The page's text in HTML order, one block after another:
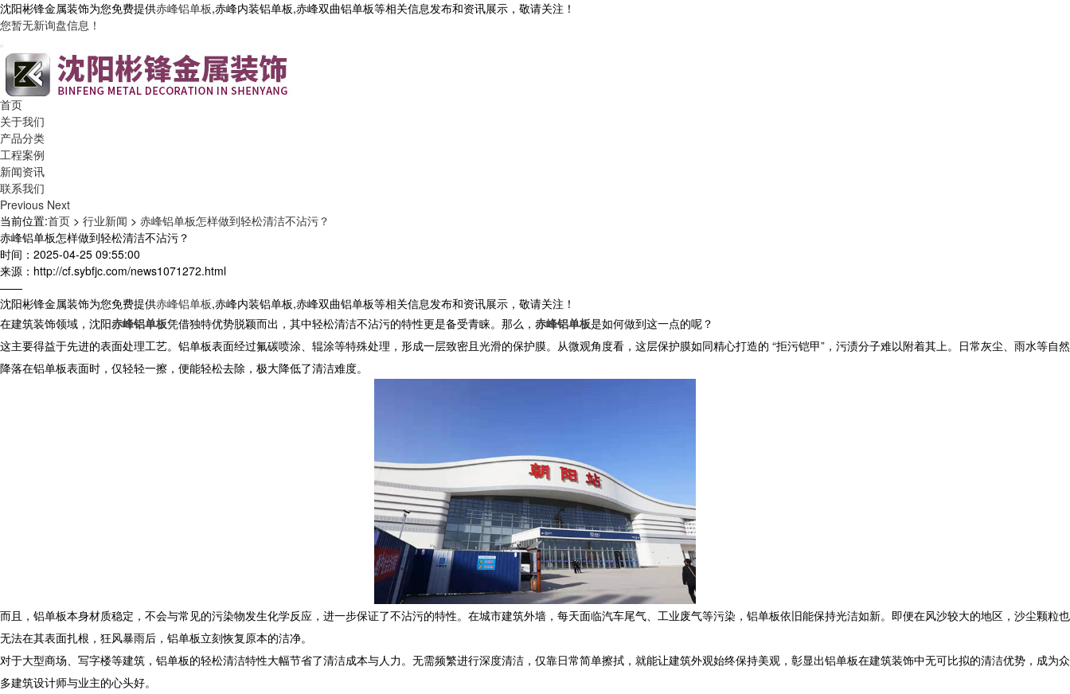
沈阳彬锋金属装饰为您免费提供赤峰铝单板,赤峰内装铝单板,赤峰双曲铝单板等相关信息发布和资讯展示，敬请关注！
您暂无新询盘信息！
首页
关于我们
产品分类
工程案例
新闻资讯
联系我们
Previous Next
当前位置:首页 > 行业新闻 > 赤峰铝单板怎样做到轻松清洁不沾污？
赤峰铝单板怎样做到轻松清洁不沾污？
时间：2025-04-25 09:55:00
来源：http://cf.sybfjc.com/news1071272.html
——
沈阳彬锋金属装饰为您免费提供赤峰铝单板,赤峰内装铝单板,赤峰双曲铝单板等相关信息发布和资讯展示，敬请关注！
在建筑装饰领域， 沈阳赤峰铝单板凭借独特优势脱颖而出，其中轻松清洁不沾污的特性更是备受青睐。那么， 赤峰铝单板是如何做到这一点的呢？​
这主要得益于先进的表面处理工艺。 铝单板表面经过氟碳喷涂、辊涂等特殊处理，形成一层致密且光滑的保护膜。从微观角度看，这层保护膜如同精心打造的 “拒污铠甲”，污渍分子难以附着其上。日常灰尘、雨水等自然
降落在铝单板表面时，仅轻轻一擦，便能轻松去除，极大降低了清洁难度。
而且， 铝单板本身材质稳定，不会与常见的污染物发生化学反应，进一步保证了不沾污的特性。在城市建筑外墙，每天面临汽车尾气、工业废气等污染， 铝单板依旧能保持光洁如新。即便在风沙较大的地区，沙尘颗粒也
无法在其表面扎根，狂风暴雨后， 铝单板立刻恢复原本的洁净。​
对于大型商场、写字楼等建筑， 铝单板的轻松清洁特性大幅节省了清洁成本与人力。无需频繁进行深度清洁，仅靠日常简单擦拭，就能让建筑外观始终保持美观，彰显出铝单板在建筑装饰中无可比拟的清洁优势，成为众
多建筑设计师与业主的心头好。